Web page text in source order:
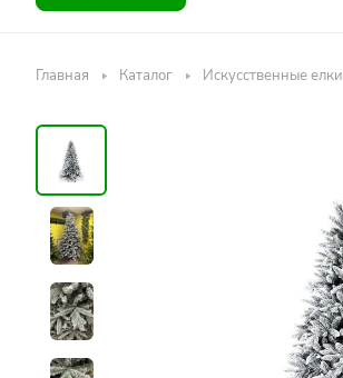
Главная Каталог Искусственные елки